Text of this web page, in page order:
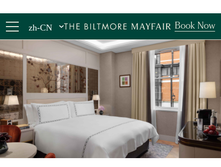
zh-CN Book Now